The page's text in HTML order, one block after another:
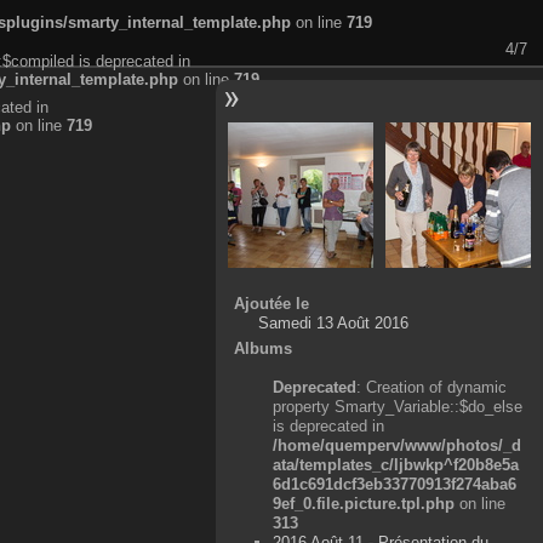
smarty_internal_template.php on line 719
4/7
is deprecated in
on line 719
in
on line 719
Ajoutée le
Samedi 13 Août 2016
Albums
Deprecated: Creation of dynamic
property Smarty_Variable::$do_else
is deprecated in
/home/quemperv/www/photos/_d
ata/templates_c/ljbwkp^f20b8e5a
6d1c691dcf3eb33770913f274aba6
9ef_0.file.picture.tpl.php on line
313